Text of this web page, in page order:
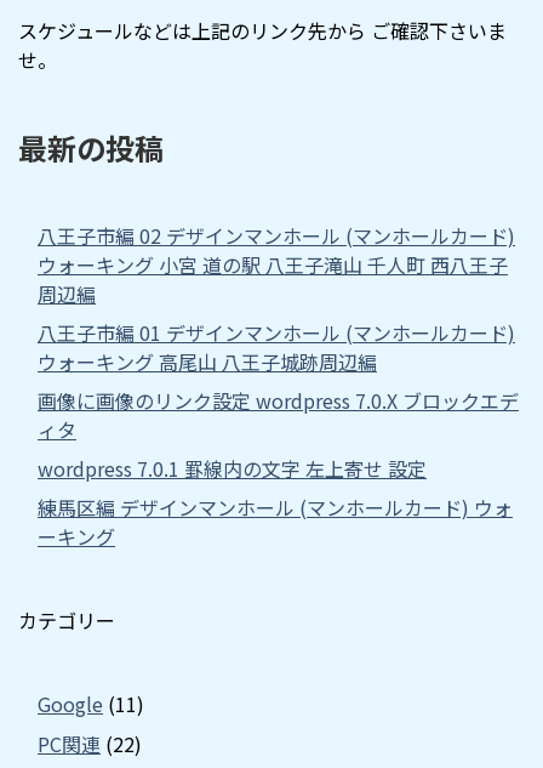
スケジュールなどは上記のリンク先から ご確認下さいま
せ。
最新の投稿
八王子市編 02 デザインマンホール (マンホールカード)
ウォーキング 小宮 道の駅 八王子滝山 千人町 西八王子
周辺編
八王子市編 01 デザインマンホール (マンホールカード)
ウォーキング 高尾山 八王子城跡周辺編
画像に画像のリンク設定 wordpress 7.0.X ブロックエデ
ィタ
wordpress 7.0.1 罫線内の文字 左上寄せ 設定
練馬区編 デザインマンホール (マンホールカード) ウォ
ーキング
カテゴリー
Google (11)
PC関連 (22)